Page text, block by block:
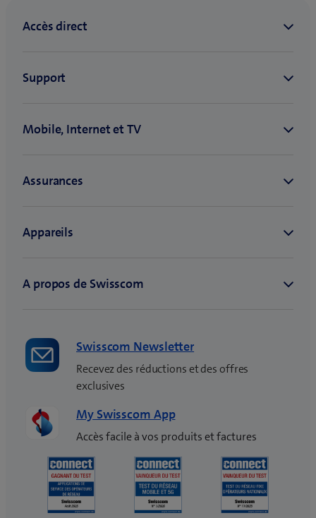
Swisscom Newsletter
Recevez des réductions et des offres
exclusives
My Swisscom App
Accès facile à vos produits et factures